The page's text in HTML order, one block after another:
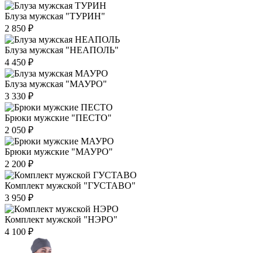
Блуза мужская "ТУРИН"
2 850 ₽
Блуза мужская "НЕАПОЛЬ"
4 450 ₽
Блуза мужская "МАУРО"
3 330 ₽
Брюки мужские "ПЕСТО"
2 050 ₽
Брюки мужские "МАУРО"
2 200 ₽
Комплект мужской "ГУСТАВО"
3 950 ₽
Комплект мужской "НЭРО"
4 100 ₽